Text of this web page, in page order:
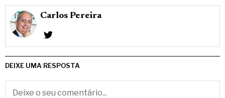
Carlos Pereira
DEIXE UMA RESPOSTA